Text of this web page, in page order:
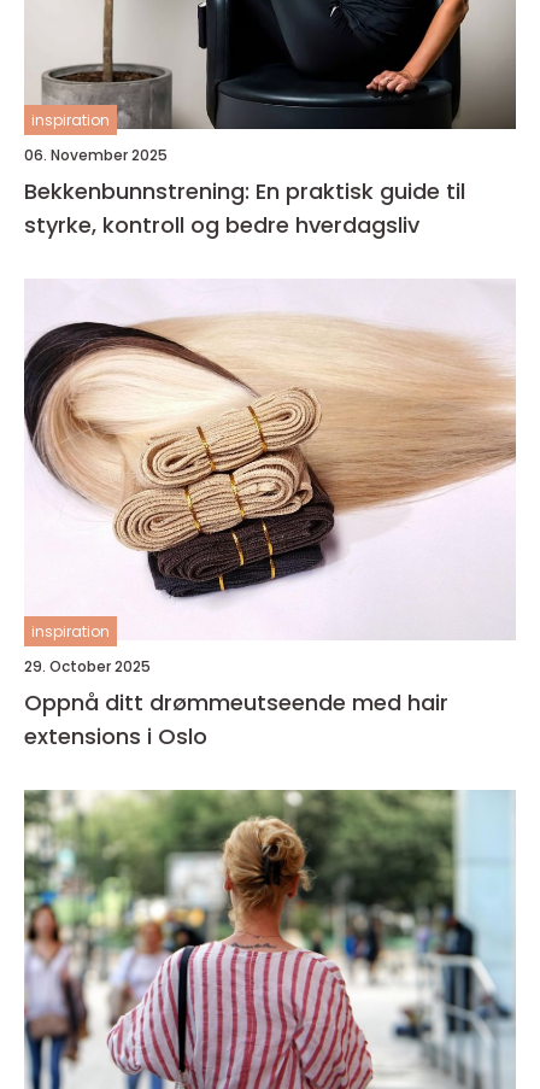
inspiration
06. November 2025
Bekkenbunnstrening: En praktisk guide til
styrke, kontroll og bedre hverdagsliv
inspiration
29. October 2025
Oppnå ditt drømmeutseende med hair
extensions i Oslo